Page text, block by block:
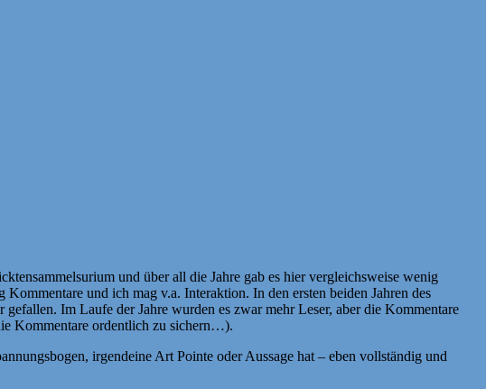
und über all die Jahre gab es hier vergleichsweise wenig
und ich mag v.a. Interaktion. In den ersten beiden Jahren des
Im Laufe der Jahre wurden es zwar mehr Leser, aber die Kommentare
Kommentare ordentlich zu sichern…).
irgendeine Art Pointe oder Aussage hat – eben vollständig und